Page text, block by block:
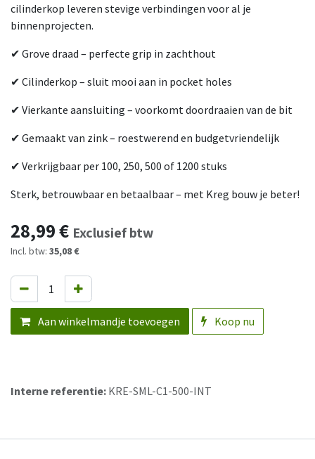
cilinderkop leveren stevige verbindingen voor al je
binnenprojecten.
✔ Grove draad – perfecte grip in zachthout
✔ Cilinderkop – sluit mooi aan in pocket holes
✔ Vierkante aansluiting – voorkomt doordraaien van de bit
✔ Gemaakt van zink – roestwerend en budgetvriendelijk
✔ Verkrijgbaar per 100, 250, 500 of 1200 stuks
Sterk, betrouwbaar en betaalbaar – met Kreg bouw je beter!
28,99€ Exclusief btw
Incl. btw: 35,08 €
Aan winkelmandje toevoegen Koop nu
Interne referentie: KRE-SML-C1-500-INT